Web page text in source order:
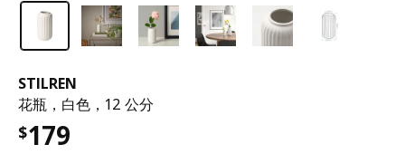
STILREN
花瓶，白色，12 公分
$179